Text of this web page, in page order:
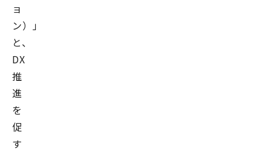
ョ
ン）」
と、
DX
推
進
を
促
す